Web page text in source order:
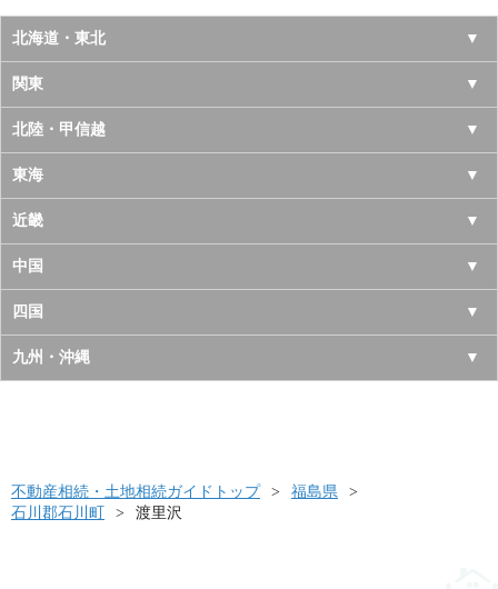
北海道・東北
北海道
青森県
岩手県
宮城県
秋田県
山形県
福島県
関東
東京都
神奈川県
千葉県
埼玉県
茨城県
栃木県
北陸・甲信越
山梨県
長野県
新潟県
富山県
石川県
東海
愛知県
岐阜県
三重県
静岡県
近畿
大阪府
京都府
兵庫県
和歌山県
中国
鳥取県
島根県
山口県
四国
徳島県
高知県
九州・沖縄
長崎県
不動産相続・土地相続ガイドトップ
福島県
石川郡石川町
渡里沢